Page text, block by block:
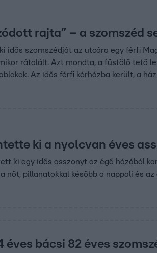
rajta” – a szomszéd
idős szomszédját az utcára egy férfi
rátalált. Azt mondta, a füstölő tető
Az idős férfi kórházba került, a
ki a nyolcvan éves
ki egy idős asszonyt az égő házából
nőt, pillanatokkal később a nappali és
éves bácsi 82 éves